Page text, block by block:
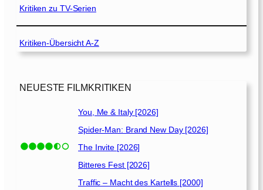
2
4
]
Kritiken zu TV-Serien
Kritiken-Übersicht A-Z
NEUESTE FILMKRITIKEN
You, Me & Italy [2026]
Spider-Man: Brand New Day [2026]
The Invite [2026]
Bitteres Fest [2026]
Traffic – Macht des Kartells [2000]